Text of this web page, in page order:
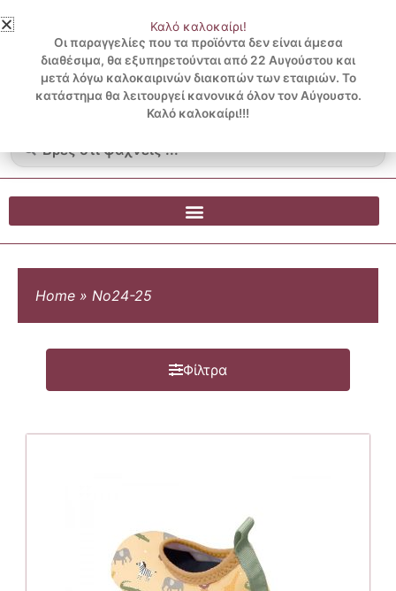
στο
περιεχόμενο
3 ΔΟΣΕΙΣ ΧΩΡΙΣ ΠΙΣΤΩΤΙΚΗ ΜΕ KLARNA
...
Λογαριασμός
Blog
0.00€
0
Cart
Home » Νο24-25
Φίλτρα
Καλό καλοκαίρι!
Οι παραγγελίες που τα προϊόντα δεν είναι άμεσα
διαθέσιμα, θα εξυπηρετούνται από 22 Αυγούστου και
μετά λόγω καλοκαιρινών διακοπών των εταιριών. Το
κατάστημα θα λειτουργεί κανονικά όλον τον Αύγουστο.
Καλό καλοκαίρι!!!